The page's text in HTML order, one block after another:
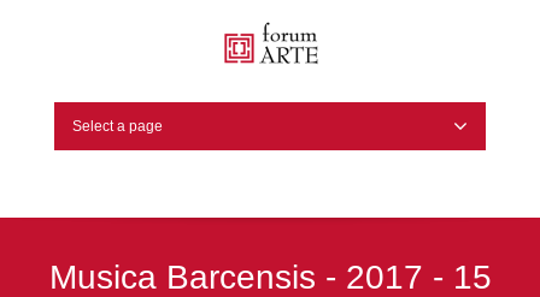
Select a page
Musica Barcensis - 2017 - 15